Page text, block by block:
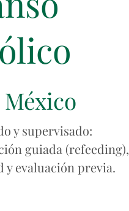
y supervisado:
guiada (refeeding),
evaluación previa.